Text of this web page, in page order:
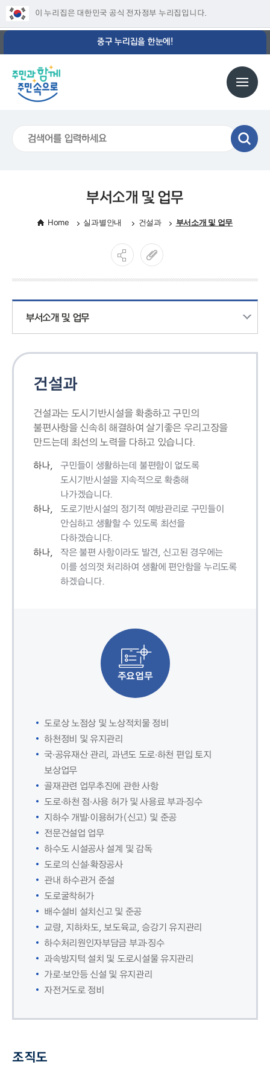
이 누리집은 대한민국 공식 전자정부 누리집입니다.
중구 누리집을 한눈에!
부서소개 및 업무
Home 실과별안내 건설과 부서소개 및 업무
부서소개 및 업무
건설과
건설과는 도시기반시설을 확충하고 구민의
불편사항을 신속히 해결하여 살기좋은 우리고장을
만드는데 최선의 노력을 다하고 있습니다.
하나,
구민들이 생활하는데 불편함이 없도록
도시기반시설을 지속적으로 확충해
나가겠습니다.
하나,
도로기반시설의 정기적 예방관리로 구민들이
안심하고 생활할 수 있도록 최선을
다하겠습니다.
하나,
작은 불편 사항이라도 발견, 신고된 경우에는
이를 성의껏 처리하여 생활에 편안함을 누리도록
하겠습니다.
주요업무
도로상 노점상 및 노상적치물 정비
하천정비 및 유지관리
국·공유재산 관리, 과년도 도로·하천 편입 토지
보상업무
골재관련 업무추진에 관한 사항
도로·하천 점·사용 허가 및 사용료 부과·징수
지하수 개발·이용허가(신고) 및 준공
전문건설업 업무
하수도 시설공사 설계 및 감독
도로의 신설·확장공사
관내 하수관거 준설
도로굴착허가
배수설비 설치신고 및 준공
교량, 지하차도, 보도육교, 승강기 유지관리
하수처리원인자부담금 부과·징수
과속방지턱 설치 및 도로시설물 유지관리
가로·보안등 신설 및 유지관리
자전거도로 정비
조직도